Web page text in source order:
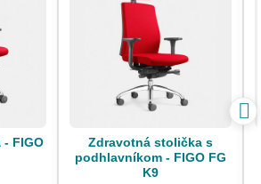
FIGO
Zdravotná stolička s
podhlavníkom - FIGO FG
K9